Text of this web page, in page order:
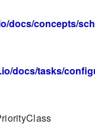
docs/concepts/
docs/tasks/